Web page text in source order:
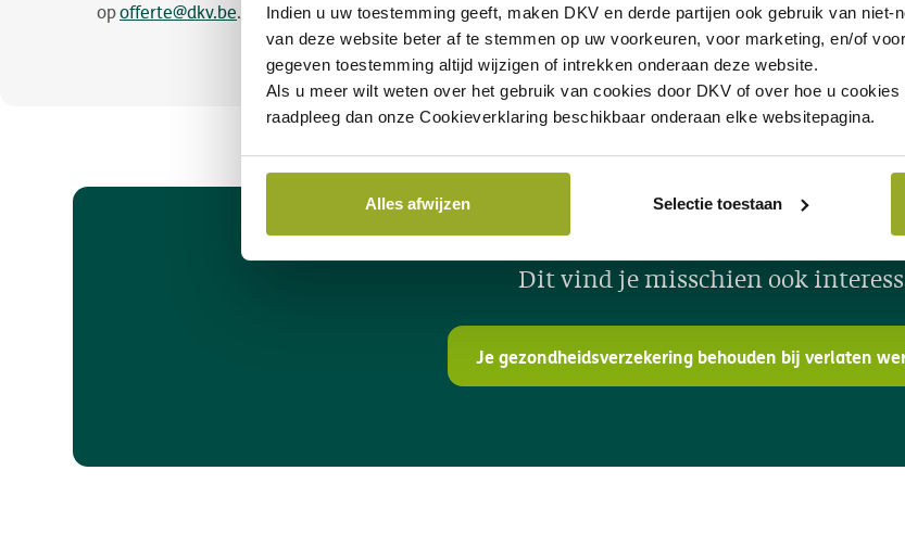
Indien u uw toestemming geeft, maken DKV en derde partijen ook gebruik van niet-
van deze website beter af te stemmen op uw voorkeuren, voor marketing, en/of
gegeven toestemming altijd wijzigen of intrekken onderaan deze website.
Als u meer wilt weten over het gebruik van cookies door DKV of over hoe u
raadpleeg dan onze Cookieverklaring beschikbaar onderaan elke websitepagina.
Alles afwijzen Selectie toestaan
opofferte@dkv.be.
Dit vind je misschien ook
Je gezondheidsverzekering behouden bij verlaten